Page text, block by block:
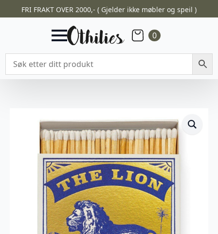
FRI FRAKT OVER 2000,- ( Gjelder ikke møbler og speil )
0